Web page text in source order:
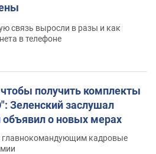
связь выросли в разы и как
в телефоне
получить комплекты
Зеленский заслушал
объявил о новых мерах
главнокомандующим кадровые